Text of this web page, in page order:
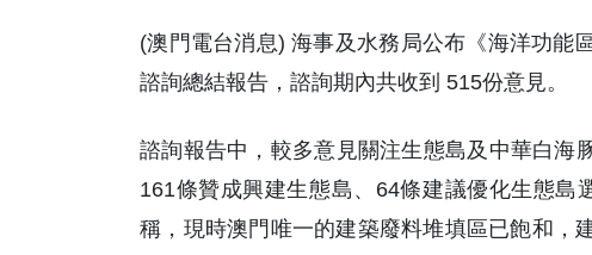
(澳門電台消息) 海事及水務局公布《海洋功能
諮詢總結報告，諮詢期內共收到 515份意見。
諮詢報告中，較多意見關注生態島及中華白海
161條贊成興建生態島、64條建議優化生態
稱，現時澳門唯一的建築廢料堆填區已飽和，